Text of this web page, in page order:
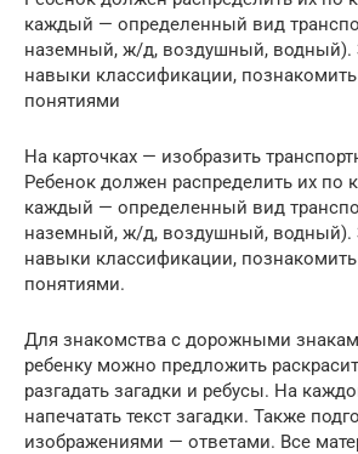
каждый — определенный вид
наземный, ж/д, воздушный, водный).
навыки классификации,
понятиями
На карточках — изобразить
Ребенок должен распределить их по
каждый — определенный вид
наземный, ж/д, воздушный, водный).
навыки классификации,
понятиями.
Для знакомства с дорожными
ребенку можно предложить
разгадать загадки и ребусы. На
напечатать текст загадки. Также
изображениями — ответами. Все